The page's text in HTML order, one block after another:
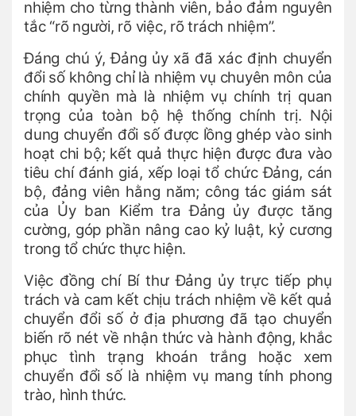
nhiệm cho từng thành viên, bảo đảm nguyên
tắc “rõ người, rõ việc, rõ trách nhiệm”.
Đáng chú ý, Đảng ủy xã đã xác định chuyển
đổi số không chỉ là nhiệm vụ chuyên môn của
chính quyền mà là nhiệm vụ chính trị quan
trọng của toàn bộ hệ thống chính trị. Nội
dung chuyển đổi số được lồng ghép vào sinh
hoạt chi bộ; kết quả thực hiện được đưa vào
tiêu chí đánh giá, xếp loại tổ chức Đảng, cán
bộ, đảng viên hằng năm; công tác giám sát
của Ủy ban Kiểm tra Đảng ủy được tăng
cường, góp phần nâng cao kỷ luật, kỷ cương
trong tổ chức thực hiện.
Việc đồng chí Bí thư Đảng ủy trực tiếp phụ
trách và cam kết chịu trách nhiệm về kết quả
chuyển đổi số ở địa phương đã tạo chuyển
biến rõ nét về nhận thức và hành động, khắc
phục tình trạng khoán trắng hoặc xem
chuyển đổi số là nhiệm vụ mang tính phong
trào, hình thức.